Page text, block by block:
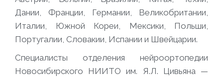
Дании, Франции, Германии, Великобритании,
Италии, Южной Кореи, Мексики, Польши,
Португалии, Словакии, Испании и Швейцарии.
Специалисты отделения нейроортопедии
Новосибирского НИИТО им. Я.Л. Цивьяна —